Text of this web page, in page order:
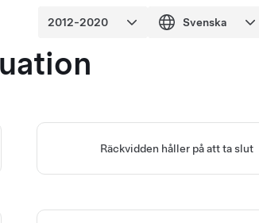
Räckvidden håller på att ta slut